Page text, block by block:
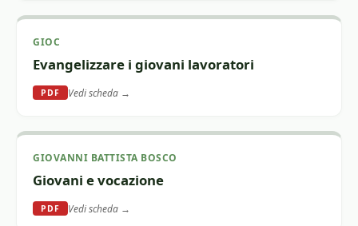
GIOC
Evangelizzare i giovani lavoratori
PDF Vedi scheda →
GIOVANNI BATTISTA BOSCO
Giovani e vocazione
PDF Vedi scheda →